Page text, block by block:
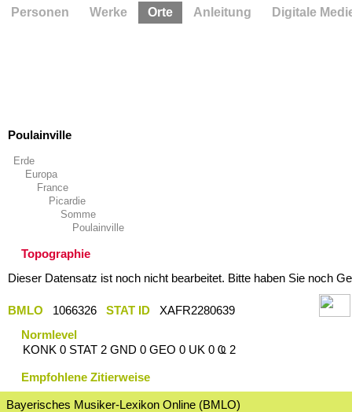
Poulainville
Erde
Europa
France
Picardie
Somme
Poulainville
Topographie
Dieser Datensatz ist noch nicht bearbeitet. Bitte haben Sie noch
BMLO 1066326 STAT ID
XAFR2280639
Normlevel
KONK 0 STAT 2 GND 0 GEO 0 UK 0 Ҩ 2
Empfohlene Zitierweise
Bayerisches Musiker-Lexikon Online (BMLO)
Personen Werke Orte Anleitung Digitale